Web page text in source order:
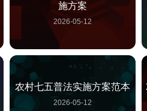
施方案
2026-05-12
农村七五普法实施方案范本
2026-05-12